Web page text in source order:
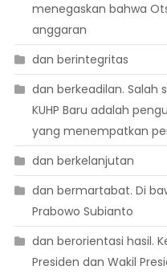
menegaskan bahwa
anggaran
dan berintegritas
dan berkeadilan.
KUHP Baru adalah
yang menempatkan
dan berkelanjutan
dan bermartabat. Di
Prabowo Subianto
dan berorientasi hasil.
Presiden dan Wakil